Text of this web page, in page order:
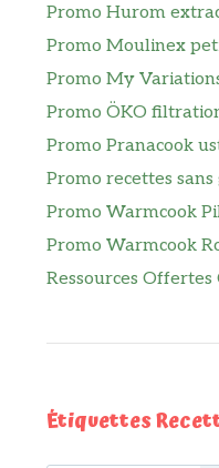
Promo Hurom
Promo Moulinex
Promo My
Promo ÖKO
Promo Pranacook
Promo recettes
Promo Warmcook
Promo Warmcook
Ressources
Étiquettes